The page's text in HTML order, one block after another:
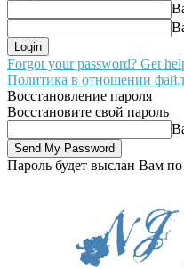
Forgot your password? Get
Политика в отношении
Восстановление пароля
Восстановите свой пароль
Пароль будет выслан Вам